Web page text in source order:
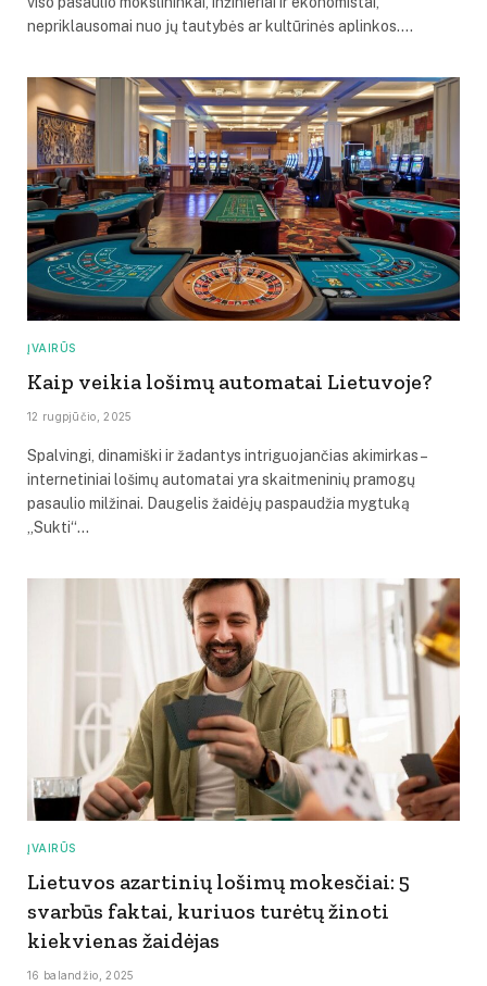
nepriklausomai nuo jų tautybės ar kultūrinės aplinkos.…
ĮVAIRŪS
Kaip veikia lošimų automatai Lietuvoje?
12 rugpjūčio, 2025
Spalvingi, dinamiški ir žadantys intriguojančias akimirkas –
internetiniai lošimų automatai yra skaitmeninių pramogų
pasaulio milžinai. Daugelis žaidėjų paspaudžia mygtuką
„Sukti“…
ĮVAIRŪS
Lietuvos azartinių lošimų mokesčiai: 5
svarbūs faktai, kuriuos turėtų žinoti
kiekvienas žaidėjas
16 balandžio, 2025